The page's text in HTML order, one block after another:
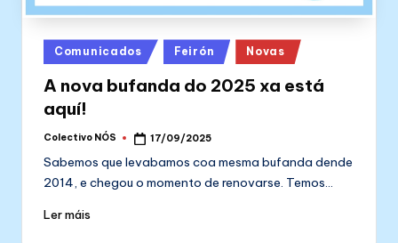
Posted
in
Comunicados Feirón Novas
A nova bufanda do 2025 xa está
aquí!
Posted
Colectivo NÓS 17/09/2025
Sabemos que levabamos coa mesma bufanda dende
2014, e chegou o momento de renovarse. Temos…
Ler máis